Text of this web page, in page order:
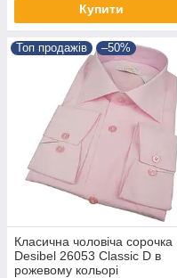
Купити
Топ продажів –50%
Класична чоловіча сорочка
Desibel 26053 Classic D в
рожевому кольорі